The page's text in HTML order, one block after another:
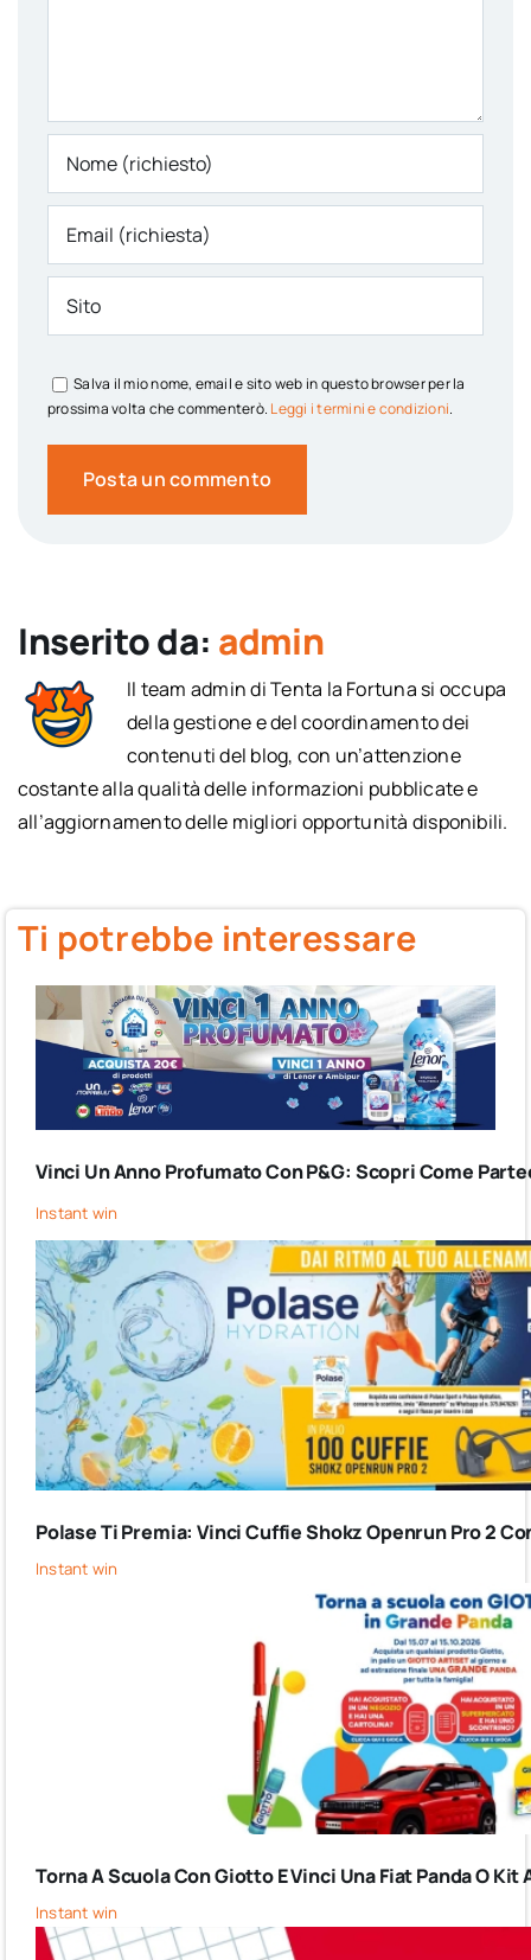
Salva il mio nome, email e sito web in questo browser per la
prossima volta che commenterò. Leggi i termini e condizioni.
Inserito da: admin
Il team admin di Tenta la Fortuna si occupa
della gestione e del coordinamento dei
contenuti del blog, con un’attenzione
costante alla qualità delle informazioni pubblicate e
all’aggiornamento delle migliori opportunità disponibili.
Ti potrebbe interessare
Vinci Un Anno Profumato Con P&G: Scopri Come
Instant win
Polase Ti Premia: Vinci Cuffie Shokz Openrun Pro 2
Instant win
Torna A Scuola Con Giotto E Vinci Una Fiat Panda O
Instant win